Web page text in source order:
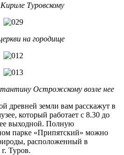
Туровскому
на городище
Острожскому возле нее
древней земли вам расскажут в
который работает с 8.30 до
выходной. Полную
парке «Припятский» можно
расположенный в
Туров.